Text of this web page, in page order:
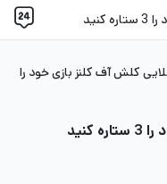
کلش آف کلنز بازی خود را